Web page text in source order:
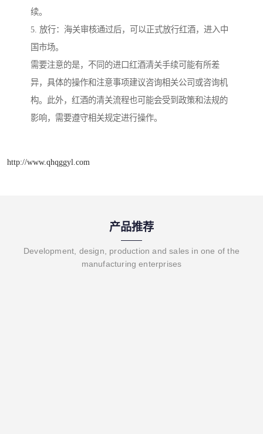
续。
5. 放行：海关审核通过后，可以正式放行红酒，进入中
国市场。
需要注意的是，不同的进口红酒清关手续可能有所差
异，具体的操作和注意事项建议咨询相关公司或咨询机
构。此外，红酒的清关流程也可能会受到政策和法规的
影响，需要遵守相关规定进行操作。
http://www.qhqggyl.com
产品推荐
Development, design, production and sales in one of the
manufacturing enterprises